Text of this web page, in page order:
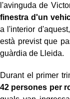
l'avinguda de
finestra d'un
a l'interior
està previst que
guàrdia de Lleida.
Durant el primer
42 persones per